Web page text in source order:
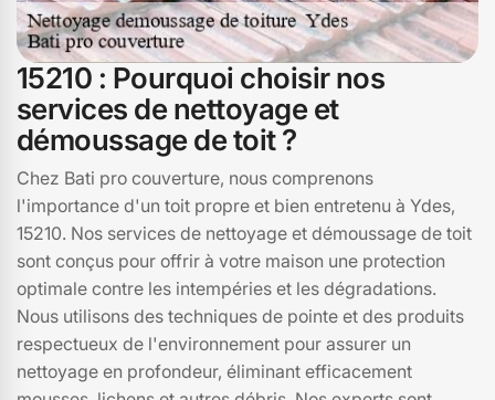
15210 : Pourquoi choisir nos
services de nettoyage et
démoussage de toit ?
Chez Bati pro couverture, nous comprenons
l'importance d'un toit propre et bien entretenu à Ydes,
15210. Nos services de nettoyage et démoussage de toit
sont conçus pour offrir à votre maison une protection
optimale contre les intempéries et les dégradations.
Nous utilisons des techniques de pointe et des produits
respectueux de l'environnement pour assurer un
nettoyage en profondeur, éliminant efficacement